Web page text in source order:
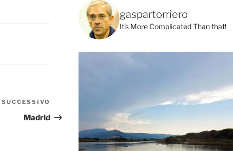
successivo
SUCCESSIVO
Madrid
gaspartorriero
It's More Complicated Than that!